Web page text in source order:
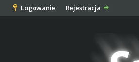
Logowanie Rejestracja